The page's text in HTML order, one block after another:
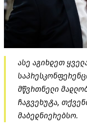
ასე აგიხდეთ
მწვრთნელი
ჩაგვეხუტა,
მაბედნიერებსო.